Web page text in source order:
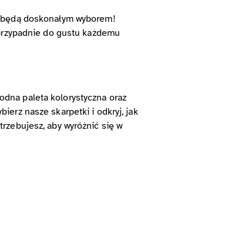
doskonałym wyborem!
do gustu każdemu
paleta kolorystyczna oraz
nasze skarpetki i odkryj, jak
aby wyróżnić się w